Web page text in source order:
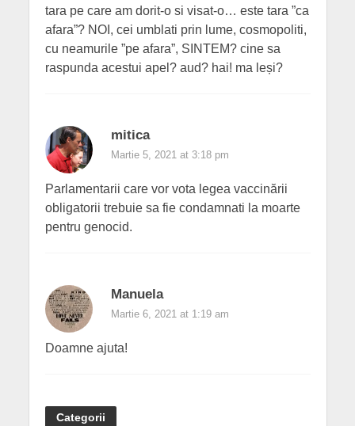
tara pe care am dorit-o si visat-o… este tara ”ca
afara”? NOI, cei umblati prin lume, cosmopoliti,
cu neamurile ”pe afara”, SINTEM? cine sa
raspunda acestui apel? aud? hai! ma leși?
mitica
Martie 5, 2021 at 3:18 pm
Parlamentarii care vor vota legea vaccinării
obligatorii trebuie sa fie condamnati la moarte
pentru genocid.
Manuela
Martie 6, 2021 at 1:19 am
Doamne ajuta!
Categorii